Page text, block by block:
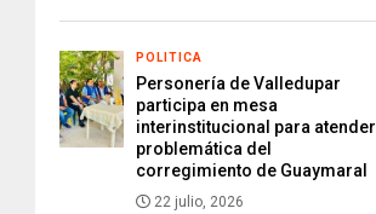
POLITICA
Personería de Valledupar
participa en mesa
interinstitucional para atender
problemática del
corregimiento de Guaymaral
22 julio, 2026